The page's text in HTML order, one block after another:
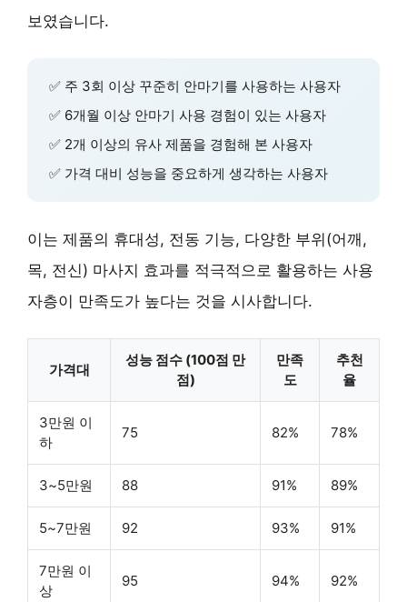
보였습니다.
✅ 주 3회 이상 꾸준히 안마기를 사용하는 사용자
✅ 6개월 이상 안마기 사용 경험이 있는 사용자
✅ 2개 이상의 유사 제품을 경험해 본 사용자
✅ 가격 대비 성능을 중요하게 생각하는 사용자
이는 제품의 휴대성, 전동 기능, 다양한 부위(어깨,
목, 전신) 마사지 효과를 적극적으로 활용하는 사용
자층이 만족도가 높다는 것을 시사합니다.
가격대
성능 점수 (100점 만
점)
만족
도
추천
율
3만원 이
하
75 82% 78%
3~5만원 88 91% 89%
5~7만원 92 93% 91%
7만원 이
상
95 94% 92%